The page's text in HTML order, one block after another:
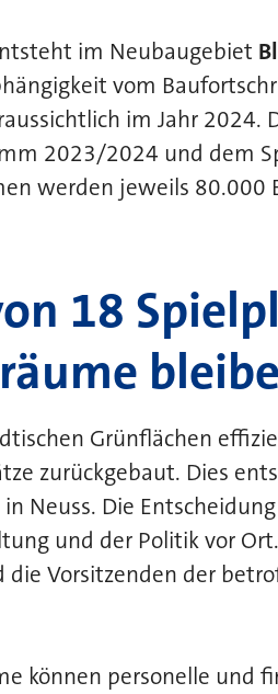
im Neubaugebiet
vom
im Jahr 2024.
2023/2024 und dem
werden jeweils 80.000
18
Grünflächen
zurückgebaut. Dies
Neuss. Die
und der Politik vor
Vorsitzenden der
können personelle und